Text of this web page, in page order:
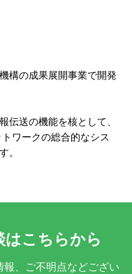
構の成果展開事業で開発
伝送の機能を核として、
ワークの総合的なシス
。
はこちらから
、ご不明点などござい